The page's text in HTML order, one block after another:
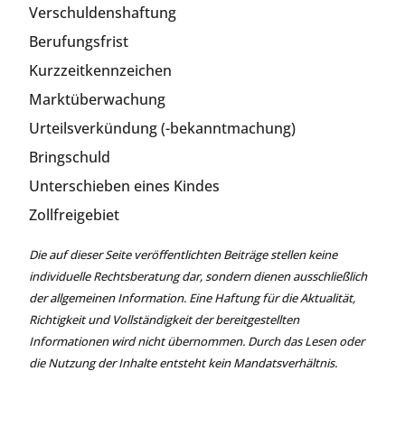
Verschuldenshaftung
Berufungsfrist
Kurzzeitkennzeichen
Marktüberwachung
Urteilsverkündung (-bekanntmachung)
Bringschuld
Unterschieben eines Kindes
Zollfreigebiet
Die auf dieser Seite veröffentlichten Beiträge stellen keine
individuelle Rechtsberatung dar, sondern dienen ausschließlich
der allgemeinen Information. Eine Haftung für die Aktualität,
Richtigkeit und Vollständigkeit der bereitgestellten
Informationen wird nicht übernommen. Durch das Lesen oder
die Nutzung der Inhalte entsteht kein Mandatsverhältnis.